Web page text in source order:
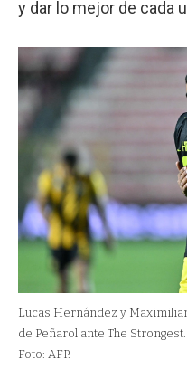
y dar lo mejor de cada
Lucas Hernández y
de Peñarol ante The Strongest.
Foto: AFP.